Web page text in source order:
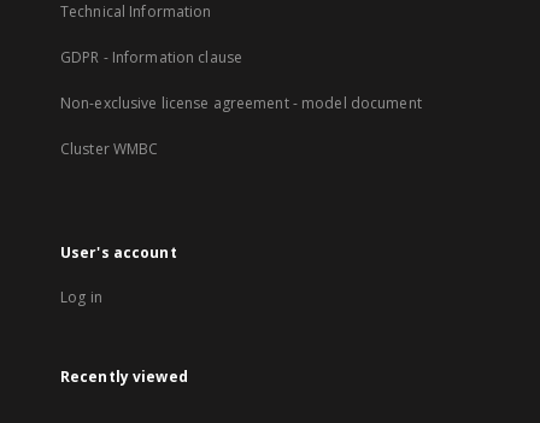
Technical Information
GDPR - Information clause
Non-exclusive license agreement - model document
Cluster WMBC
User's account
Log in
Recently viewed